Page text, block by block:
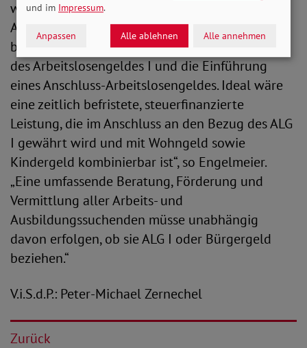
werden, müssen die Menschen über die
Arbeitslosenversicherung abgesichert sein. Wir
brauchen eine Verlängerung der Bezugszeiten
des Arbeitslosengeldes I und die Einführung
eines Anschluss-Arbeitslosengeldes. Ideal wäre
eine zeitlich befristete, steuerfinanzierte
Leistung, die im Anschluss an den Bezug des ALG
I gewährt wird und mit Wohngeld sowie
Kindergeld kombinierbar ist“, so Engelmeier.
„Eine umfassende Beratung, Förderung und
Vermittlung aller Arbeits- und
Ausbildungssuchenden müsse unabhängig
davon erfolgen, ob sie ALG I oder Bürgergeld
beziehen.“
V.i.S.d.P.: Peter-Michael Zernechel
Zurück
und im Impressum.
Anpassen Alle ablehnen Alle annehmen